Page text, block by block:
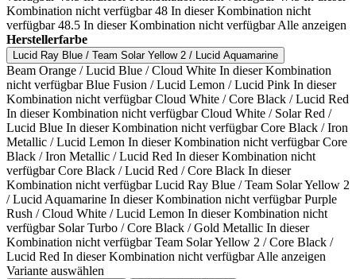
Kombination nicht verfügbar 48 In dieser Kombination nicht
verfügbar 48.5 In dieser Kombination nicht verfügbar Alle anzeigen
Herstellerfarbe
Lucid Ray Blue / Team Solar Yellow 2 / Lucid Aquamarine
Beam Orange / Lucid Blue / Cloud White In dieser Kombination
nicht verfügbar Blue Fusion / Lucid Lemon / Lucid Pink In dieser
Kombination nicht verfügbar Cloud White / Core Black / Lucid Red
In dieser Kombination nicht verfügbar Cloud White / Solar Red /
Lucid Blue In dieser Kombination nicht verfügbar Core Black / Iron
Metallic / Lucid Lemon In dieser Kombination nicht verfügbar Core
Black / Iron Metallic / Lucid Red In dieser Kombination nicht
verfügbar Core Black / Lucid Red / Core Black In dieser
Kombination nicht verfügbar Lucid Ray Blue / Team Solar Yellow 2
/ Lucid Aquamarine In dieser Kombination nicht verfügbar Purple
Rush / Cloud White / Lucid Lemon In dieser Kombination nicht
verfügbar Solar Turbo / Core Black / Gold Metallic In dieser
Kombination nicht verfügbar Team Solar Yellow 2 / Core Black /
Lucid Red In dieser Kombination nicht verfügbar Alle anzeigen
Variante auswählen